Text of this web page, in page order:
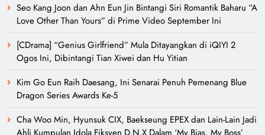
Seo Kang Joon dan Ahn Eun Jin Bintangi Siri Romantik Baharu “A
Love Other Than Yours” di Prime Video September Ini
[CDrama] “Genius Girlfriend” Mula Ditayangkan di iQIYI 2
Ogos Ini, Dibintangi Tian Xiwei dan Hu Yitian
Kim Go Eun Raih Daesang, Ini Senarai Penuh Pemenang Blue
Dragon Series Awards Ke-5
Cha Woo Min, Hyunsuk CIX, Baekseung EPEX dan Lain-Lain Jadi